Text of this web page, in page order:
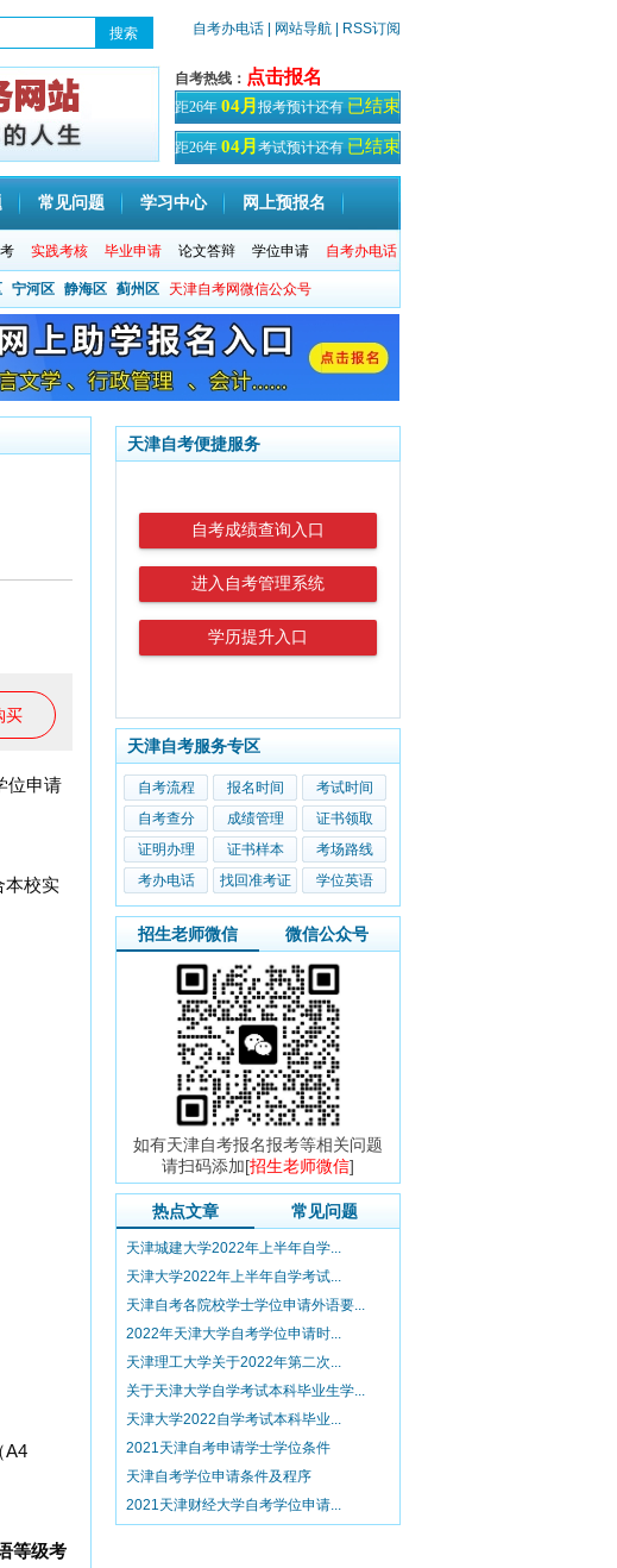
自考办电话 | 网站导航 | RSS订阅
自考热线： 点击报名
距26年 04月 报考预计还有 已结束
天！
距26年 04月 考试预计还有 已结束
天
常见问题 学习中心 网上预报名
实践考核 毕业申请 论文答辩 学位申请 自考办电话
宁河区 静海区 蓟州区 天津自考网微信公众号
买
位申请
校实
A4
等级考
天津自考便捷服务
自考成绩查询入口
进入自考管理系统
学历提升入口
天津自考服务专区
自考流程 报名时间
考试时间
自考查分
成绩管理
证书领取
证明办理
证书样本
考场路线
考办电话
找回准考证 学位英语
招生老师微信 微信公众号
如有天津自考报名报考等相关问题
请扫码添加[招生老师微信]
热点文章 常见问题
天津城建大学2022年上半年自学...
天津大学2022年上半年自学考试...
天津自考各院校学士学位申请外语要...
2022年天津大学自考学位申请时...
天津理工大学关于2022年第二次...
关于天津大学自学考试本科毕业生学...
天津大学2022自学考试本科毕业...
2021天津自考申请学士学位条件
天津自考学位申请条件及程序
2021天津财经大学自考学位申请...